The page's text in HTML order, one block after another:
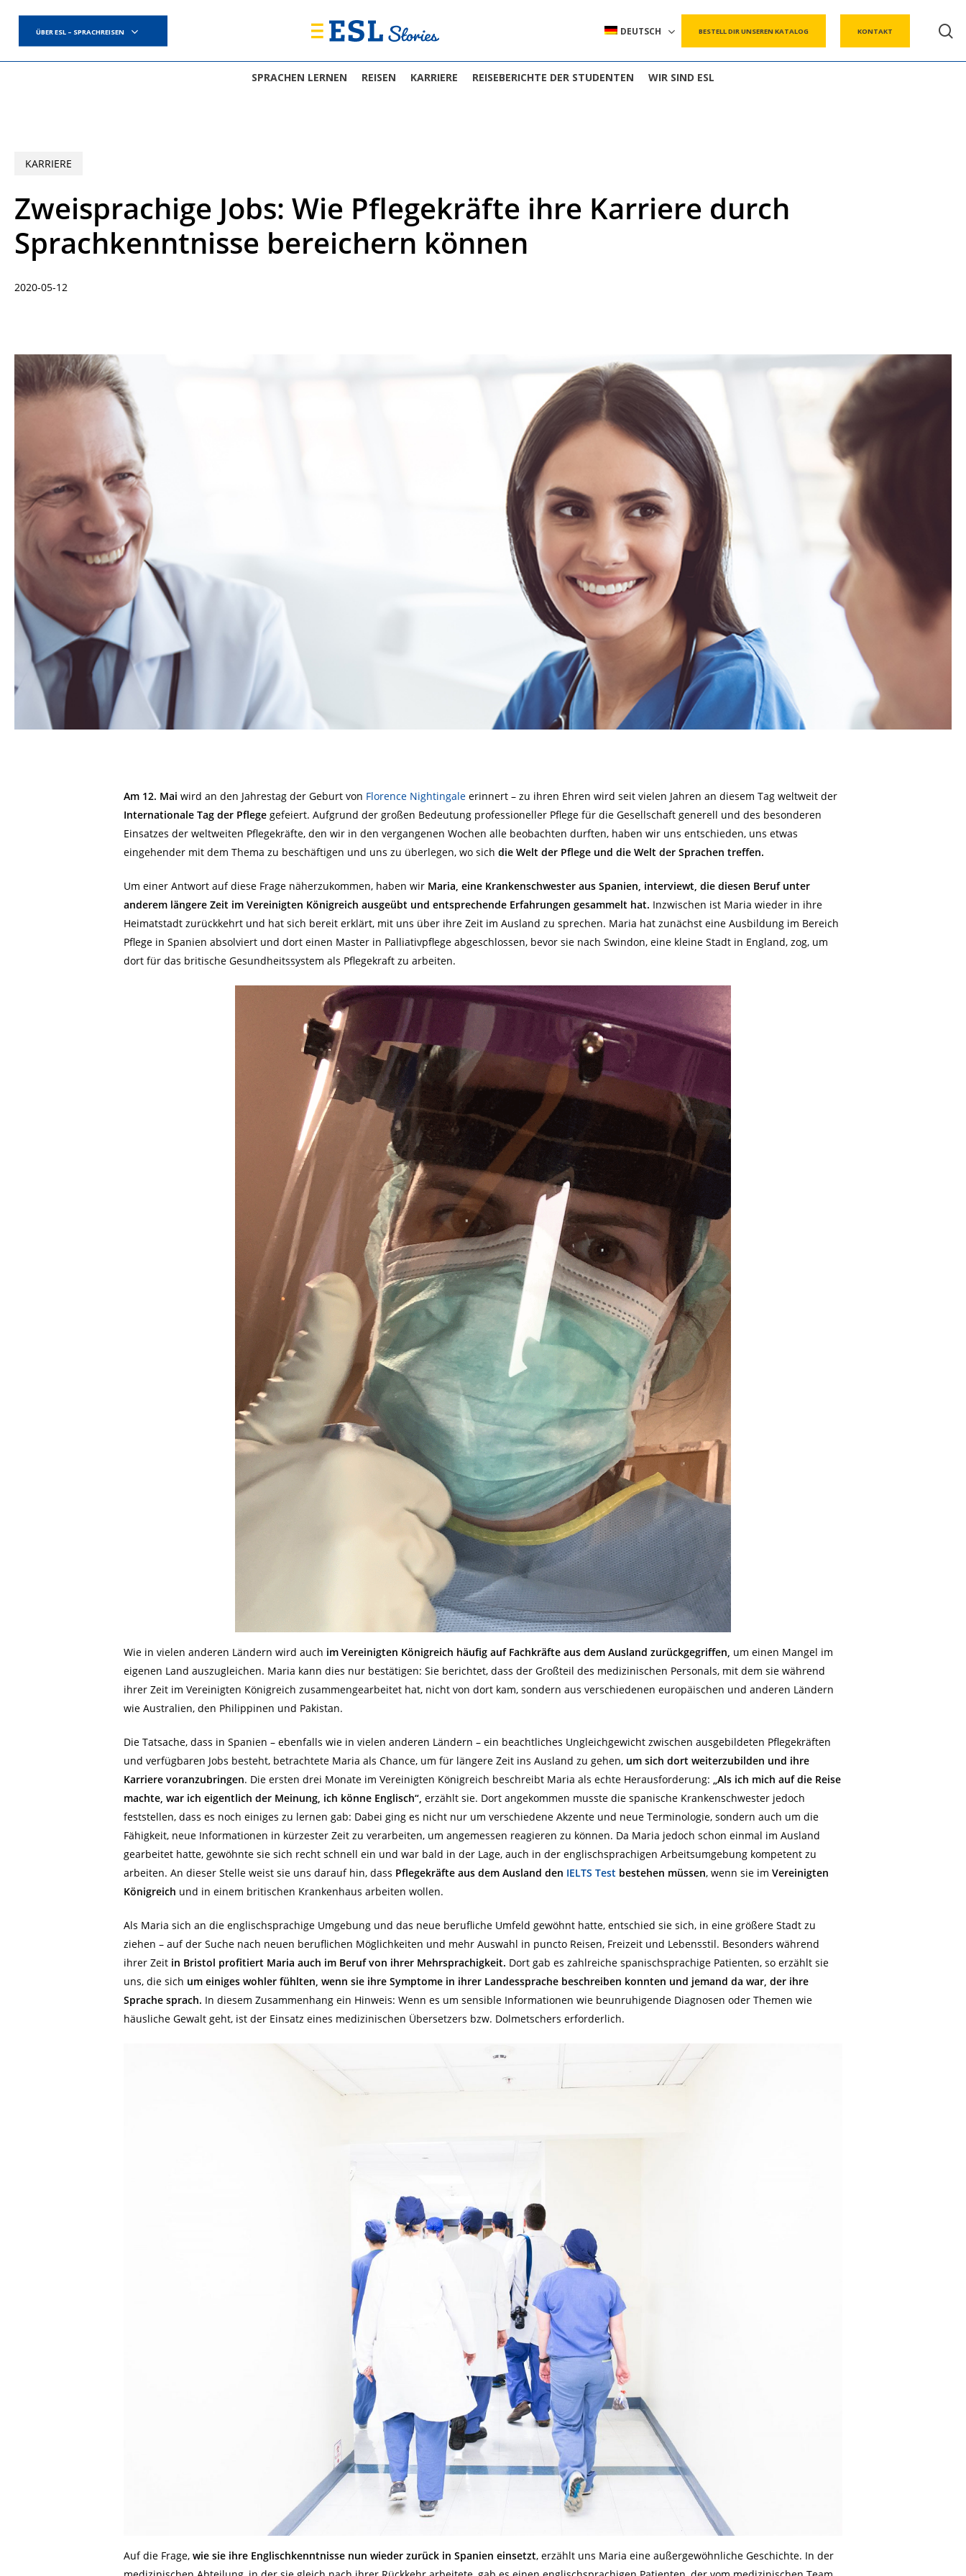
main
content
Hit enter to search or ESC to close
ÜBER ESL – SPRACHREISEN DEUTSCH BESTELL DIR UNSEREN KATALOG KONTAKT
SPRACHEN LERNEN REISEN KARRIERE REISEBERICHTE DER STUDENTEN WIR SIND ESL
KARRIERE
Zweisprachige Jobs: Wie Pflegekräfte ihre Karriere durch
Sprachkenntnisse bereichern können
2020-05-12
Am 12. Mai wird an den Jahrestag der Geburt von Florence Nightingale erinnert – zu ihren Ehren wird seit vielen Jahren an diesem Tag weltweit der
Internationale Tag der Pflege gefeiert. Aufgrund der großen Bedeutung professioneller Pflege für die Gesellschaft generell und des besonderen
Einsatzes der weltweiten Pflegekräfte, den wir in den vergangenen Wochen alle beobachten durften, haben wir uns entschieden, uns etwas
eingehender mit dem Thema zu beschäftigen und uns zu überlegen, wo sich die Welt der Pflege und die Welt der Sprachen treffen.
Um einer Antwort auf diese Frage näherzukommen, haben wir Maria, eine Krankenschwester aus Spanien, interviewt, die diesen Beruf unter
anderem längere Zeit im Vereinigten Königreich ausgeübt und entsprechende Erfahrungen gesammelt hat. Inzwischen ist Maria wieder in ihre
Heimatstadt zurückkehrt und hat sich bereit erklärt, mit uns über ihre Zeit im Ausland zu sprechen. Maria hat zunächst eine Ausbildung im Bereich
Pflege in Spanien absolviert und dort einen Master in Palliativpflege abgeschlossen, bevor sie nach Swindon, eine kleine Stadt in England, zog, um
dort für das britische Gesundheitssystem als Pflegekraft zu arbeiten.
Wie in vielen anderen Ländern wird auch im Vereinigten Königreich häufig auf Fachkräfte aus dem Ausland zurückgegriffen, um einen Mangel im
eigenen Land auszugleichen. Maria kann dies nur bestätigen: Sie berichtet, dass der Großteil des medizinischen Personals, mit dem sie während
ihrer Zeit im Vereinigten Königreich zusammengearbeitet hat, nicht von dort kam, sondern aus verschiedenen europäischen und anderen Ländern
wie Australien, den Philippinen und Pakistan.
Die Tatsache, dass in Spanien – ebenfalls wie in vielen anderen Ländern – ein beachtliches Ungleichgewicht zwischen ausgebildeten Pflegekräften
und verfügbaren Jobs besteht, betrachtete Maria als Chance, um für längere Zeit ins Ausland zu gehen, um sich dort weiterzubilden und ihre
Karriere voranzubringen. Die ersten drei Monate im Vereinigten Königreich beschreibt Maria als echte Herausforderung: „Als ich mich auf die Reise
machte, war ich eigentlich der Meinung, ich könne Englisch“, erzählt sie. Dort angekommen musste die spanische Krankenschwester jedoch
feststellen, dass es noch einiges zu lernen gab: Dabei ging es nicht nur um verschiedene Akzente und neue Terminologie, sondern auch um die
Fähigkeit, neue Informationen in kürzester Zeit zu verarbeiten, um angemessen reagieren zu können. Da Maria jedoch schon einmal im Ausland
gearbeitet hatte, gewöhnte sie sich recht schnell ein und war bald in der Lage, auch in der englischsprachigen Arbeitsumgebung kompetent zu
arbeiten. An dieser Stelle weist sie uns darauf hin, dass Pflegekräfte aus dem Ausland den IELTS Test bestehen müssen, wenn sie im Vereinigten
Königreich und in einem britischen Krankenhaus arbeiten wollen.
Als Maria sich an die englischsprachige Umgebung und das neue berufliche Umfeld gewöhnt hatte, entschied sie sich, in eine größere Stadt zu
ziehen – auf der Suche nach neuen beruflichen Möglichkeiten und mehr Auswahl in puncto Reisen, Freizeit und Lebensstil. Besonders während
ihrer Zeit in Bristol profitiert Maria auch im Beruf von ihrer Mehrsprachigkeit. Dort gab es zahlreiche spanischsprachige Patienten, so erzählt sie
uns, die sich um einiges wohler fühlten, wenn sie ihre Symptome in ihrer Landessprache beschreiben konnten und jemand da war, der ihre
Sprache sprach. In diesem Zusammenhang ein Hinweis: Wenn es um sensible Informationen wie beunruhigende Diagnosen oder Themen wie
häusliche Gewalt geht, ist der Einsatz eines medizinischen Übersetzers bzw. Dolmetschers erforderlich.
Auf die Frage, wie sie ihre Englischkenntnisse nun wieder zurück in Spanien einsetzt, erzählt uns Maria eine außergewöhnliche Geschichte. In der